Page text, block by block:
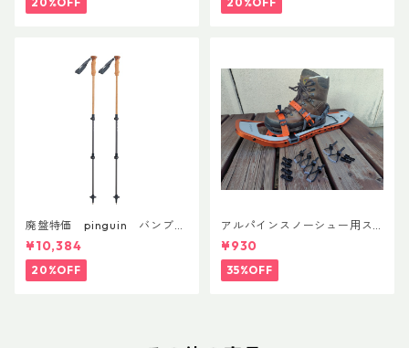
廃盤特価 pinguin バンブー
FLフォーム(ペア)
¥10,384
20%OFF
アルパインスノーシュー用ス
トラップキャッチ(ペア)
¥930
35%OFF